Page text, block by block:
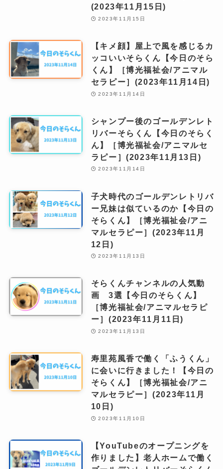
(2023年11月15日)
2023年11月15日
【キメ顔】屋上で風を感じるカ
ッコいいそらくん【今日のそら
くん】［博光福祉会/アニマル
セラピー］(2023年11月14日)
2023年11月14日
シャンプー後のゴールデンレト
リバーそらくん【今日のそらく
ん】［博光福祉会/アニマルセ
ラピー］(2023年11月13日)
2023年11月14日
子犬時代のゴールデンレトリバ
ー兄妹は似ているのか【今日の
そらくん】［博光福祉会/アニ
マルセラピー］(2023年11月
12日)
2023年11月13日
そらくんチャンネルの人気動
画 3選【今日のそらくん】
［博光福祉会/アニマルセラピ
ー］(2023年11月11日)
2023年11月13日
寿里苑風香で働く「ふうくん」
に会いに行きました！【今日の
そらくん】［博光福祉会/アニ
マルセラピー］(2023年11月
10日)
2023年11月10日
【YouTubeのオープニングを
作りました】老人ホームで働く